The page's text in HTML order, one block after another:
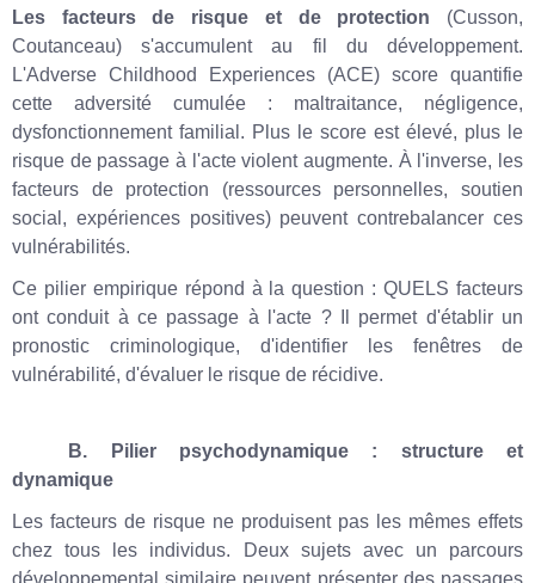
Les facteurs de risque et de protection (Cusson,
Coutanceau) s'accumulent au fil du développement.
L'Adverse Childhood Experiences (ACE) score quantifie
cette adversité cumulée : maltraitance, négligence,
dysfonctionnement familial. Plus le score est élevé, plus le
risque de passage à l'acte violent augmente. À l'inverse, les
facteurs de protection (ressources personnelles, soutien
social, expériences positives) peuvent contrebalancer ces
vulnérabilités.
Ce pilier empirique répond à la question : QUELS facteurs
ont conduit à ce passage à l'acte ? Il permet d'établir un
pronostic criminologique, d'identifier les fenêtres de
vulnérabilité, d'évaluer le risque de récidive.
B. Pilier psychodynamique : structure et
dynamique
Les facteurs de risque ne produisent pas les mêmes effets
chez tous les individus. Deux sujets avec un parcours
développemental similaire peuvent présenter des passages